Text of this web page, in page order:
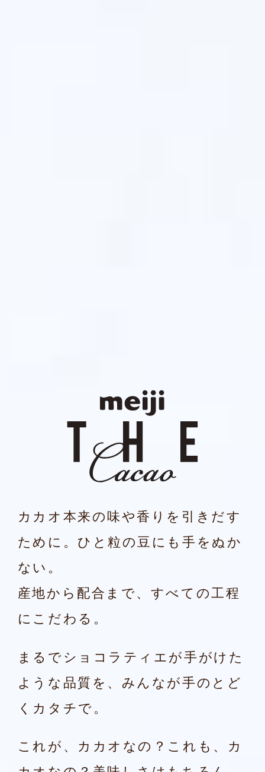
カカオ本来の味や香りを引きだす
ために。ひと粒の豆にも手をぬか
ない。
産地から配合まで、すべての工程
にこだわる。
まるでショコラティエが手がけた
ような品質を、みんなが手のとど
くカタチで。
これが、カカオなの？これも、カ
みなさまに愉しんでいただくために。
そして『明治 ザ・カカオ』に
関わるすべての人のために。
明治が取り組む5つの追求をご紹介します。
味わう人にも作る人にも優しい
MCS（メイジ・カカオ・サポー
生産への取り組み
カカオに関わるすべての人を幸せにした
い。 その情熱から社員が産地に赴き、各国
の生産農家やコミュニティとともに持続可
術指導だけでなく、生活環境や子どもたち